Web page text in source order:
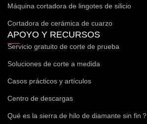
Máquina cortadora de lingotes de silicio
Cortadora de cerámica de cuarzo
APOYO Y RECURSOS
Servicio gratuito de corte de prueba
Soluciones de corte a medida
Casos prácticos y artículos
Centro de descargas
Qué es la sierra de hilo de diamante sin fin？